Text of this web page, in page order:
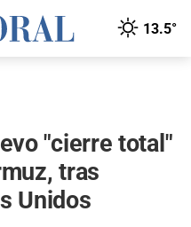
13.5°
"cierre total"
tras
Unidos